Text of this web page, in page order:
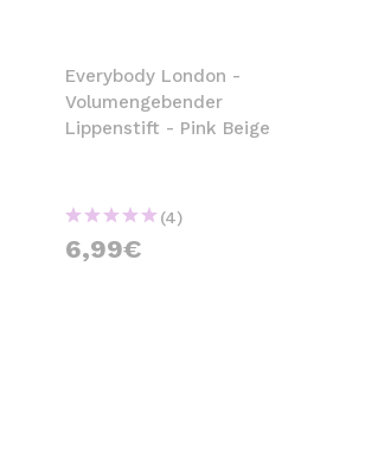
Everybody London -
Volumengebender
Lippenstift - Pink Beige
(4)
6,99€